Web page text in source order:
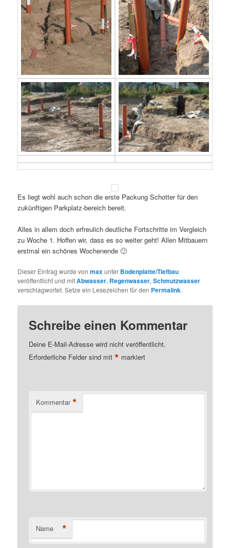
Es liegt wohl auch schon die erste Packung Schotter für den
zukünftigen Parkplatz-bereich bereit.
Alles in allem doch erfreulich deutliche Fortschritte im Vergleich
zu Woche 1. Hoffen wir, dass es so weiter geht! Allen Mitbauern
erstmal ein schönes Wochenende 🙂
Dieser Eintrag wurde vonmaxunter Bodenplatte/Tiefbau
veröffentlicht und mitAbwasser, Regenwasser,Schmutzwasser
verschlagwortet. Setze ein Lesezeichen für den Permalink.
Schreibe einen Kommentar
Deine E-Mail-Adresse wird nicht veröffentlicht.
Erforderliche Felder sind mit* markiert
Kommentar *
Name *